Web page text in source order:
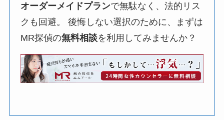
オーダーメイドプランで無駄なく、法的リス
クも回避。 後悔しない選択のために、まずは
MR探偵の無料相談を利用してみませんか？